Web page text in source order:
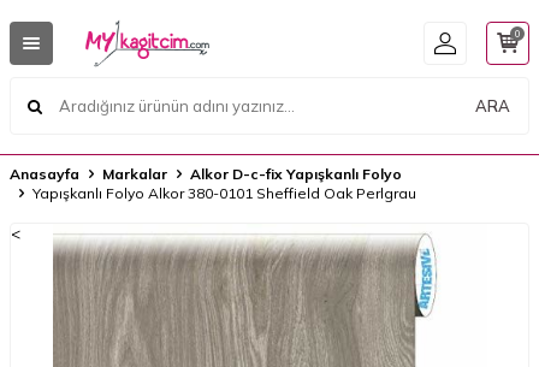
ARA
0
Anasayfa Markalar
Alkor D-c-fix Yapışkanlı Folyo
Yapışkanlı Folyo Alkor 380-0101 Sheffield Oak Perlgrau
<